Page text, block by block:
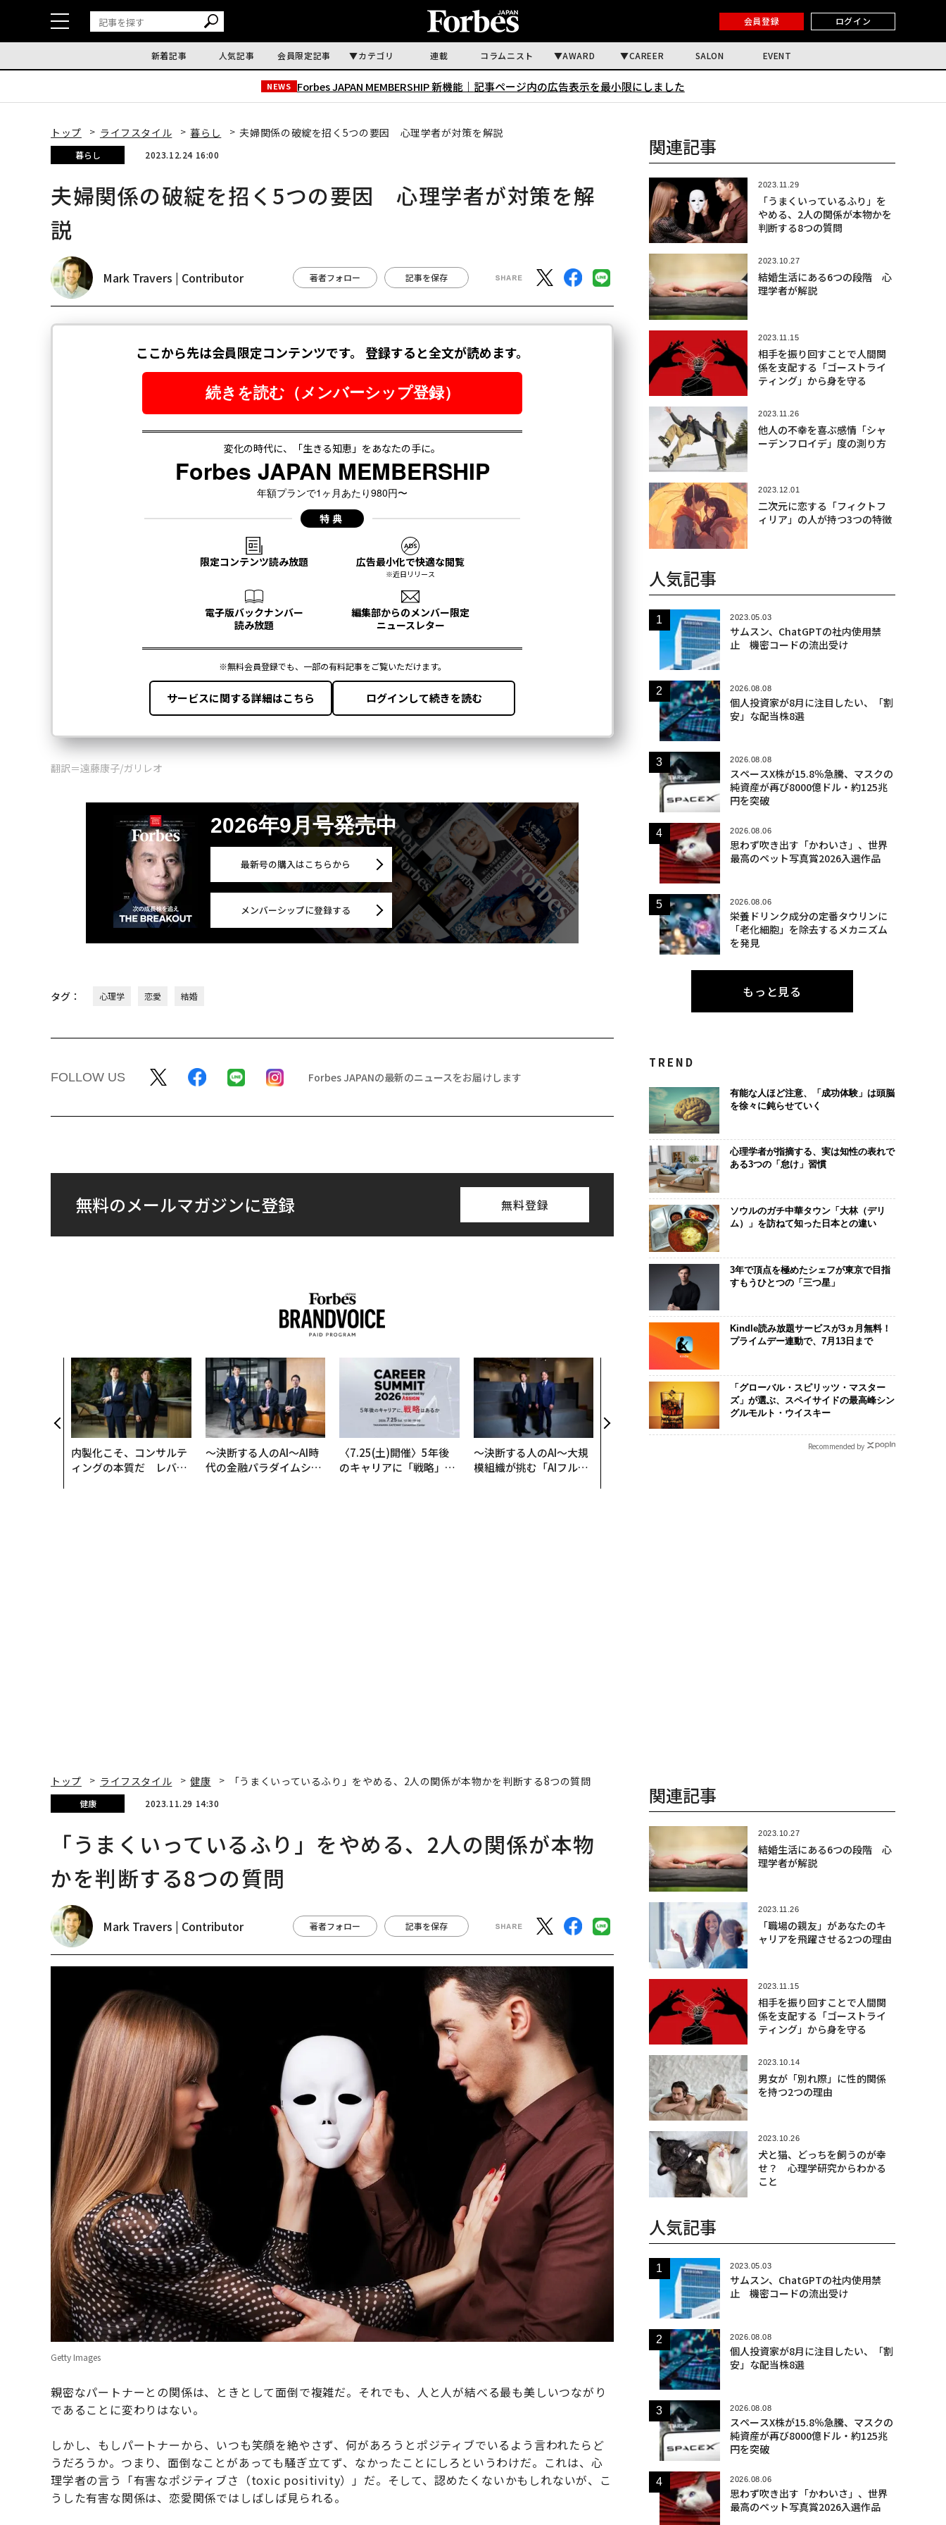
会員登録 ログイン
新着記事 人気記事 会員限定記事 カテゴリ 連載 コラムニスト AWARD CAREER SALON EVENT
NEWS Forbes JAPAN MEMBERSHIP 新機能｜ 記事ページ内の広告表示を最小限にしました
トップ ライフスタイル 暮らし 夫婦関係の破綻を招く5つの要因 心理学者が対策を解説
暮らし 2023.12.24 16:00
夫婦関係の破綻を招く5つの要因 心理学者が対策を解
説
Mark Travers | Contributor 著者フォロー 記事を保存
翻訳＝遠藤康子/ガリレオ
2026年9月号発売中
最新号の購入はこちらから
メンバーシップに登録する
タグ： 心理学 恋愛 結婚
FOLLOW US Forbes JAPANの最新のニュースをお届けします
無料のメールマガジンに登録 無料登録
内製化こそ、コンサルテ
ィングの本質だ レバレ
〜決断する人のAI〜AI時
代の金融パラダイムシフ
〈7.25(土)開催〉5年後
のキャリアに「戦略」は
〜決断する人のAI〜大規
模組織が挑む「AIフル実
「コンディション」が成
果を左右する――「BAKUN
E」のTENTIALが支える
「挑戦者の明日」
なぜ“眠っていた環境技
術”が、下水インフラを
変えたのか──産総研×
月島JFEアクアソリュー
ションの10年
革新は下山で
─レクサスが
Sに込めた「
関連記事
2023.11.29
「うまくいっているふり」を
やめる、2人の関係が本物かを
判断する8つの質問
2023.10.27
結婚生活にある6つの段階 心
理学者が解説
2023.11.15
相手を振り回すことで人間関
係を支配する「ゴーストライ
ティング」から身を守る
2023.11.26
他人の不幸を喜ぶ感情「シャ
ーデンフロイデ」度の測り方
2023.12.01
二次元に恋する「フィクトフ
ィリア」の人が持つ3つの特徴
人気記事
2023.05.03
サムスン、ChatGPTの社内使用禁
止 機密コードの流出受け
2026.08.08
個人投資家が8月に注目したい、「割
安」な配当株8選
2026.08.08
スペースX株が15.8％急騰、マスクの
純資産が再び8000億ドル・約125兆
円を突破
2026.08.06
思わず吹き出す「かわいさ」、世界
最高のペット写真賞2026入選作品
2026.08.06
栄養ドリンク成分の定番タウリンに
「老化細胞」を除去するメカニズム
を発見
もっと見る
TREND
有能な人ほど注意、「成功体験」は頭脳
を徐々に鈍らせていく
心理学者が指摘する、実は知性の表れで
ある3つの「怠け」習慣
ソウルのガチ中華タウン「大林（デリ
ム）」を訪ねて知った日本との違い
3年で頂点を極めたシェフが東京で目指
すもうひとつの「三つ星」
Kindle読み放題サービスが3ヵ月無料！
プライムデー連動で、7月13日まで
「グローバル・スピリッツ・マスター
ズ」が選ぶ、スペイサイドの最高峰シン
グルモルト・ウイスキー
Recommended by
トップ ライフスタイル 健康 「うまくいっているふり」をやめる、2人の関係が本物かを判断する8つの質問
健康 2023.11.29 14:30
「うまくいっているふり」をやめる、2人の関係が本物
かを判断する8つの質問
Mark Travers | Contributor 著者フォロー 記事を保存
Getty Images
親密なパートナーとの関係は、ときとして面倒で複雑だ。それでも、人と人が結べる最も美しいつながり
であることに変わりはない。
しかし、もしパートナーから、いつも笑顔を絶やさず、何があろうとポジティブでいるよう言われたらど
うだろうか。つまり、面倒なことがあっても騒ぎ立てず、なかったことにしろというわけだ。これは、心
理学者の言う「有害なポジティブさ（toxic positivity）」だ。そして、認めたくないかもしれないが、こ
うした有害な関係は、恋愛関係ではしばしば見られる。
関連記事
2023.10.27
結婚生活にある6つの段階 心
理学者が解説
2023.11.26
「職場の親友」があなたのキ
ャリアを飛躍させる2つの理由
2023.11.15
相手を振り回すことで人間関
係を支配する「ゴーストライ
ティング」から身を守る
2023.10.14
男女が「別れ際」に性的関係
を持つ2つの理由
2023.10.26
犬と猫、どっちを飼うのが幸
せ？ 心理学研究からわかる
こと
人気記事
2023.05.03
サムスン、ChatGPTの社内使用禁
止 機密コードの流出受け
2026.08.08
個人投資家が8月に注目したい、「割
安」な配当株8選
2026.08.08
スペースX株が15.8％急騰、マスクの
純資産が再び8000億ドル・約125兆
円を突破
2026.08.06
思わず吹き出す「かわいさ」、世界
最高のペット写真賞2026入選作品